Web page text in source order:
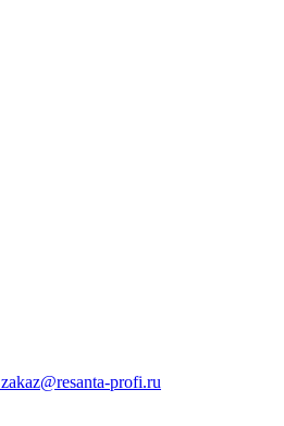
zakaz@resanta-profi.ru